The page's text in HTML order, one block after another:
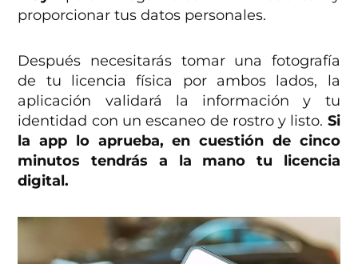
proporcionar tus datos personales.
Después necesitarás tomar una fotografía
de tu licencia física por ambos lados, la
aplicación validará la información y tu
identidad con un escaneo de rostro y listo. Si
la app lo aprueba, en cuestión de cinco
minutos tendrás a la mano tu licencia
digital.